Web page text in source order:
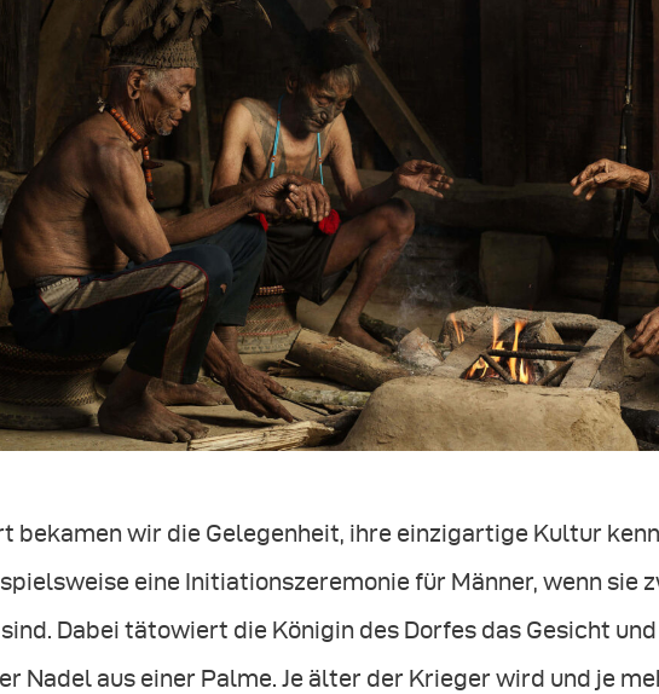
bekamen wir die Gelegenheit, ihre einzigartige Kultur
eine Initiationszeremonie für Männer, wenn sie
Dabei tätowiert die Königin des Dorfes das Gesicht
Nadel aus einer Palme. Je älter der Krieger wird und je